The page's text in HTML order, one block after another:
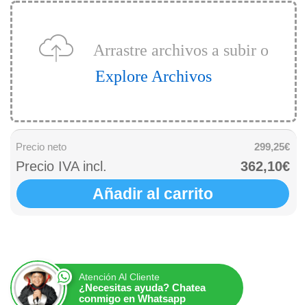
Arrastre archivos a subir o
Explore Archivos
Precio neto 299,25€
Precio IVA incl. 362,10€
Añadir al carrito
Atención Al Cliente
¿Necesitas ayuda? Chatea
conmigo en Whatsapp